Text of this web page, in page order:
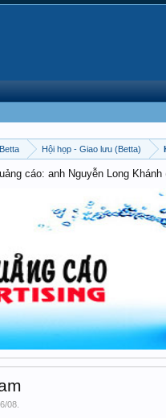
Hội họp - Giao lưu (Betta)
cáo: anh Nguyễn Long
08